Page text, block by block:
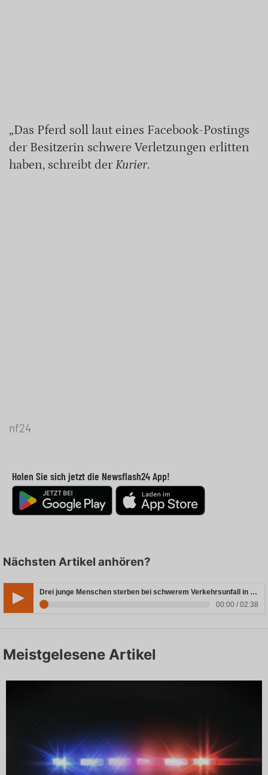
„Das Pferd soll laut eines Facebook-Postings
der Besitzerin schwere Verletzungen erlitten
haben, schreibt derKurier.
nf24
Holen Sie sich jetzt die Newsflash24 App!
Nächsten Artikel anhören?
Drei junge Menschen sterben bei schwerem Verkehrsunfall in Rheinland-Pfalz
00:00 / 02:38
Meistgelesene Artikel